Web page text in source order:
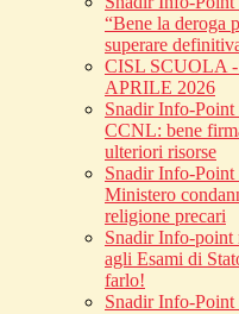
“Bene la deroga
superare
CISL SCUOLA
APRILE 2026
Snadir Info-
CCNL: bene
ulteriori risorse
Snadir Info-
Ministero
religione precari
Snadir Info-point
agli Esami di
farlo!
Snadir Info-